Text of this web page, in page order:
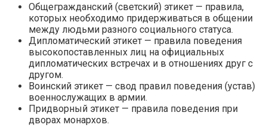
Общегражданский (светский) этикет — правила,
которых необходимо придерживаться в общении
между людьми разного социального статуса.
Дипломатический этикет — правила поведения
высокопоставленных лиц на официальных
дипломатических встречах и в отношениях друг с
другом.
Воинский этикет — свод правил поведения (устав)
военнослужащих в армии.
Придворный этикет — правила поведения при
дворах монархов.